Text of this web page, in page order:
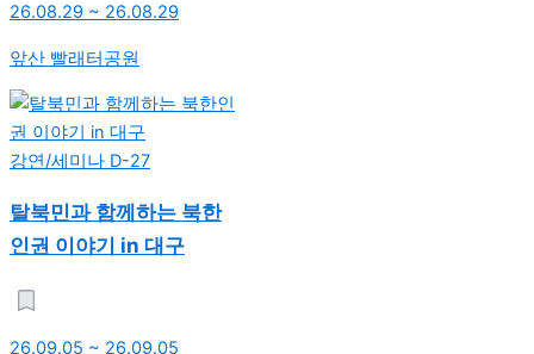
26.08.29 ~ 26.08.29
앞산 빨래터공원
강연/세미나 D-27
탈북민과 함께하는 북한
인권 이야기 in 대구
26.09.05 ~ 26.09.05